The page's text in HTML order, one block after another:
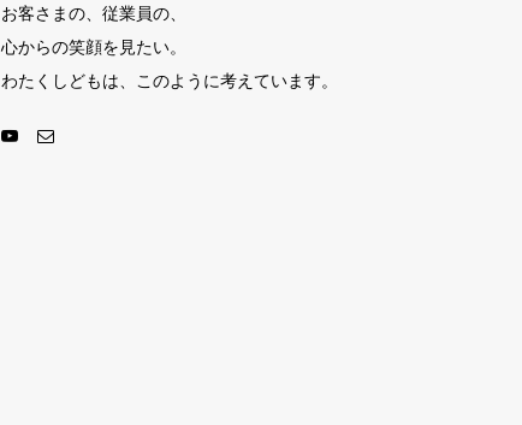
お客さまの、従業員の、
心からの笑顔を見たい。
わたくしどもは、このように考えています。